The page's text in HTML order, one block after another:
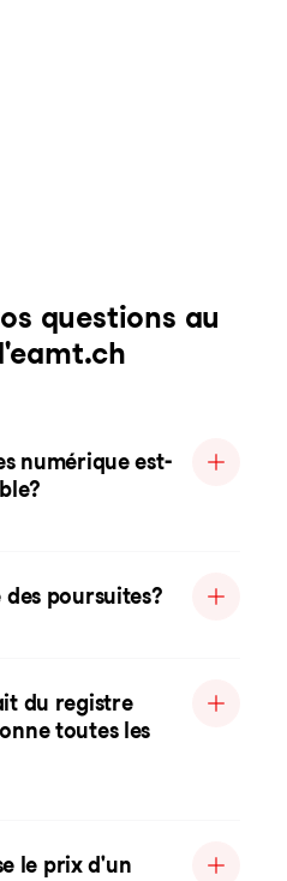
questions au
numérique est-
poursuites?
du registre
toutes les
le prix d'un